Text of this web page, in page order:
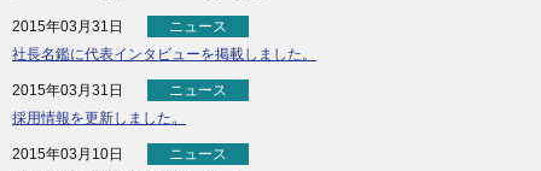
2015年03月31日
社長名鑑に代表インタビューを掲載しました。
2015年03月31日
採用情報を更新しました。
2015年03月10日